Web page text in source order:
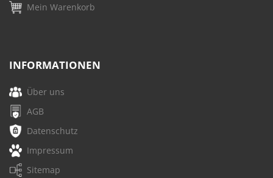
Mein Warenkorb
INFORMATIONEN
Über uns
AGB
Datenschutz
Impressum
Sitemap